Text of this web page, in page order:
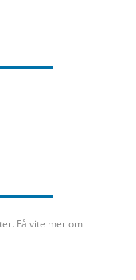
Få vite mer om